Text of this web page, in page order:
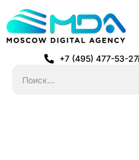
+7 (495) 477-53-27